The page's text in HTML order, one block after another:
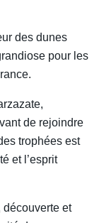
des dunes
pour les
de rejoindre
trophées est
et l’esprit
et